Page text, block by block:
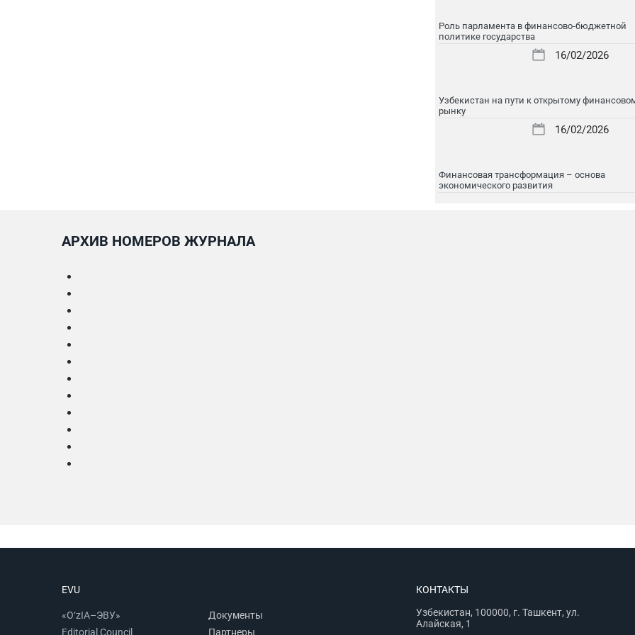
Роль парламента в финансово-бюджетной
политике государства
16/02/2026
Узбекистан на пути к открытому
рынку
16/02/2026
Финансовая трансформация – основа
экономического развития
АРХИВ НОМЕРОВ ЖУРНАЛА
EVU
«O‘zIA–ЭВУ»
Editorial Council
Документы
Партнеры
КОНТАКТЫ
Узбекистан, 100000, г. Ташкент, ул.
Алайская, 1